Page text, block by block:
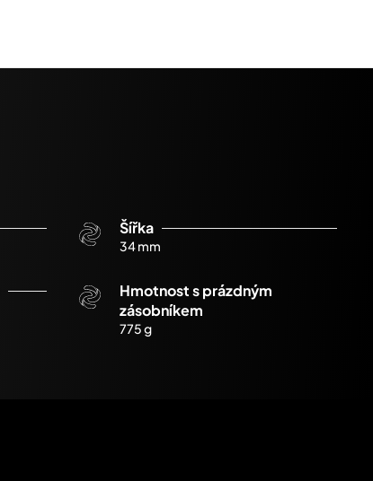
Šířka
34 mm
Hmotnost s prázdným
zásobníkem
775 g